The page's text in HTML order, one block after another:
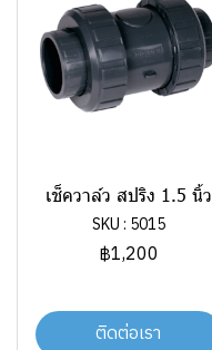
เช็ควาล์ว สปริง 1.5 นิ้ว
SKU : 5015
฿1,200
ติดต่อเรา